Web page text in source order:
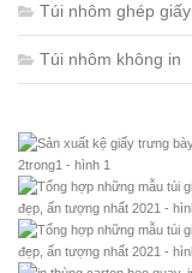
Túi nhôm ghép giấy
Túi nhôm không in